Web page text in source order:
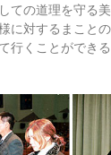
ての道理を守る
に対するまこと
行くことができ